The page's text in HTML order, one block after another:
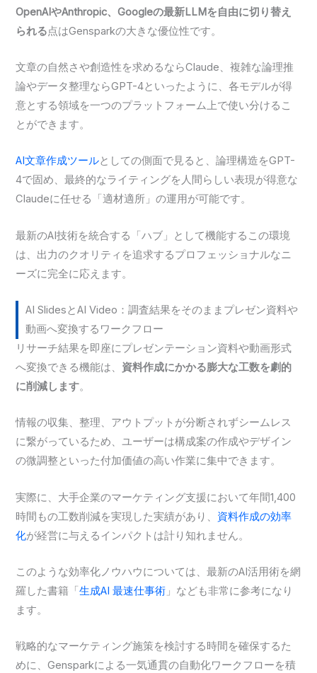
OpenAIやAnthropic、Googleの最新LLMを自由に切り替え
られる点はGensparkの大きな優位性です。
文章の自然さや創造性を求めるならClaude、複雑な論理推
論やデータ整理ならGPT-4といったように、各モデルが得
意とする領域を一つのプラットフォーム上で使い分けるこ
とができます。
AI文章作成ツールとしての側面で見ると、論理構造をGPT-
4で固め、最終的なライティングを人間らしい表現が得意な
Claudeに任せる「適材適所」の運用が可能です。
最新のAI技術を統合する「ハブ」として機能するこの環境
は、出力のクオリティを追求するプロフェッショナルなニ
ーズに完全に応えます。
AI SlidesとAI Video：調査結果をそのままプレゼン資料や
動画へ変換するワークフロー
リサーチ結果を即座にプレゼンテーション資料や動画形式
へ変換できる機能は、 資料作成にかかる膨大な工数を劇的
に削減します。
情報の収集、整理、アウトプットが分断されずシームレス
に繋がっているため、ユーザーは構成案の作成やデザイン
の微調整といった付加価値の高い作業に集中できます。
実際に、大手企業のマーケティング支援において年間1,400
時間もの工数削減を実現した実績があり、 資料作成の効率
化が経営に与えるインパクトは計り知れません。
このような効率化ノウハウについては、最新のAI活用術を網
羅した書籍「生成AI 最速仕事術 」なども非常に参考になり
ます。
戦略的なマーケティング施策を検討する時間を確保するた
めに、Gensparkによる一気通貫の自動化ワークフローを積